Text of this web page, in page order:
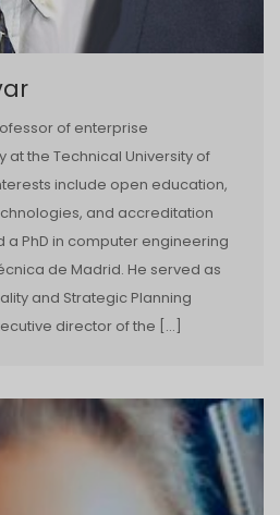
of enterprise
the Technical University of
include open education,
and accreditation
a PhD in computer engineering
de Madrid. He served as
and Strategic Planning
director of the […]